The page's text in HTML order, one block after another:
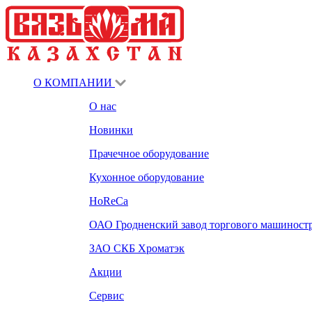
О КОМПАНИИ
О нас
Новинки
Прачечное оборудование
Кухонное оборудование
HoReCa
ОАО Гродненский завод торгового
ЗАО СКБ Хроматэк
Акции
Сервис